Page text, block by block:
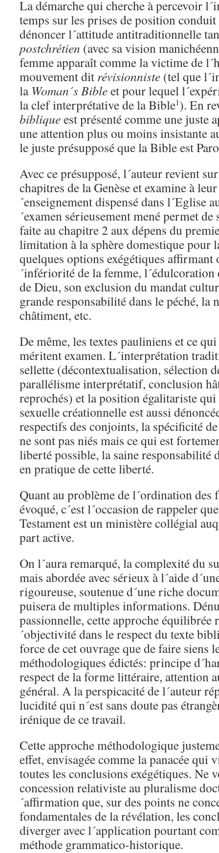
La démarche qui cherche à percevoir
temps sur les prises de position conduit
dénoncer l´attitude antitraditionnelle
postchrétien (avec sa vision
femme apparaît comme la victime de
mouvement dit révisionniste (tel que
la Woman´s Bibleet pour lequel
la clef interprétative de la Bible1). En
bibliqueest présenté comme une juste
une attention plus ou moins insistante
le juste présupposé que la Bible est
Avec ce présupposé, l´auteur revient
chapitres de la Genèse et examine à
´enseignement dispensé dans l´Eglise
´examen sérieusement mené permet
faite au chapitre 2 aux dépens du
limitation à la sphère domestique pour
quelques options exégétiques affirmant
´infériorité de la femme, l´édulcoration
de Dieu, son exclusion du mandat
grande responsabilité dans le péché, la
châtiment, etc.
De même, les textes pauliniens et ce
méritent examen. L´interprétation
sellette (décontextualisation, sélection
parallélisme interprétatif, conclusion
reprochés) et la position égalitariste
sexuelle créationnelle est aussi
respectifs des conjoints, la spécificité
ne sont pas niés mais ce qui est
liberté possible, la saine responsabilité
en pratique de cette liberté.
Quant au problème de l´ordination des
évoqué, c´est l´occasion de rappeler
Testament est un ministère collégial
part active.
On l´aura remarqué, la complexité du
mais abordée avec sérieux à l´aide
rigoureuse, soutenue d´une riche
puisera de multiples informations.
passionnelle, cette approche équilibrée
´objectivité dans le respect du texte
force de cet ouvrage que de faire siens
méthodologiques édictés: principe
respect de la forme littéraire, attention
général. A la perspicacité de l´auteur
lucidité qui n´est sans doute pas
irénique de ce travail.
Cette approche méthodologique
effet, envisagée comme la panacée
toutes les conclusions exégétiques. Ne
concession relativiste au pluralisme
´affirmation que, sur des points ne
fondamentales de la révélation, les
diverger avec l´application pourtant
méthode grammatico-historique.